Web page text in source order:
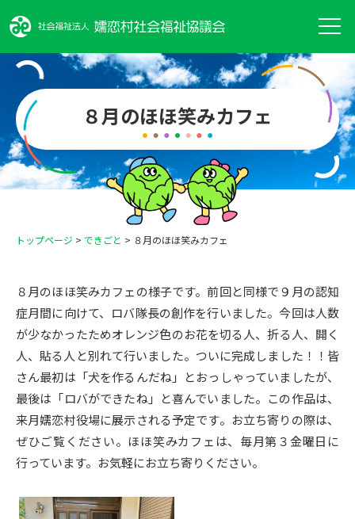
８月のほほ笑みカフェ
トップページ > できごと > ８月のほほ笑みカフェ
８月のほほ笑みカフェの様子です。前回と同様で９月の認知
症月間に向けて、ロバ隊長の創作を行いました。今回は人数
が少なかったためオレンジ色のお花を切る人、折る人、開く
人、貼る人と別れて行いました。ついに完成しました！！皆
さん最初は「犬を作るんだね」とおっしゃっていましたが、
最後は「ロバができたね」と喜んでいました。この作品は、
来月嬬恋村役場に展示される予定です。お立ち寄りの際は、
ぜひご覧ください。ほほ笑みカフェは、毎月第３金曜日に
行っています。お気軽にお立ち寄りください。